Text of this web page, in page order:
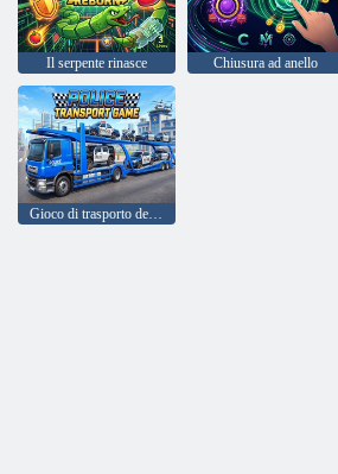
Il serpente rinasce Chiusura ad anello
Gioco di trasporto della polizia